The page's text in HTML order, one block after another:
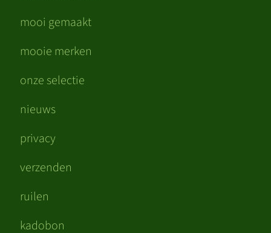
mooi gemaakt
mooie merken
onze selectie
nieuws
privacy
verzenden
ruilen
kadobon